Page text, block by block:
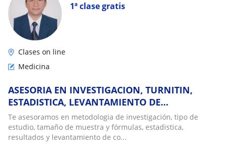
1ª clase gratis
Clases on line
Medicina
ASESORIA EN INVESTIGACION, TURNITIN,
ESTADISTICA, LEVANTAMIENTO DE
CORRECCIONES
Te asesoramos en metodologia de investigación, tipo de
estudio, tamaño de muestra y fórmulas, estadistica,
resultados y levantamiento de co...